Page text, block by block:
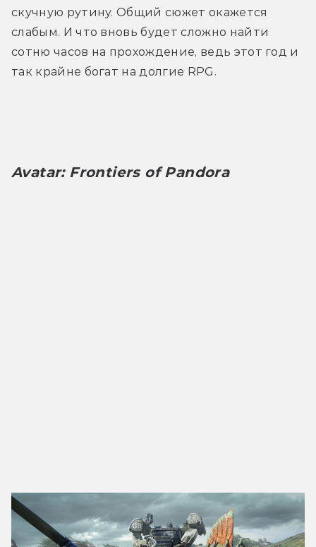
скучную рутину. Общий сюжет окажется
слабым. И что вновь будет сложно найти
сотню часов на прохождение, ведь этот год и
так крайне богат на долгие RPG.
Avatar: Frontiers of Pandora